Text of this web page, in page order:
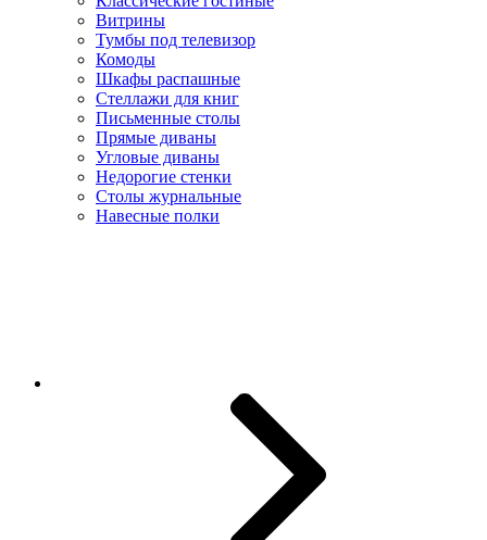
Витрины
Тумбы под телевизор
Комоды
Шкафы распашные
Стеллажи для книг
Письменные столы
Прямые диваны
Угловые диваны
Недорогие стенки
Столы журнальные
Навесные полки